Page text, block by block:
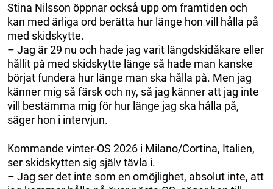
Stina Nilsson öppnar också upp om framtiden och
kan med ärliga ord berätta hur länge hon vill hålla på
med skidskytte.
– Jag är 29 nu och hade jag varit längdskidåkare eller
hållit på med skidskytte länge så hade man kanske
börjat fundera hur länge man ska hålla på. Men jag
känner mig så färsk och ny, så jag känner att jag inte
vill bestämma mig för hur länge jag ska hålla på,
säger hon i intervjun.
Kommande vinter-OS 2026 i Milano/Cortina, Italien,
ser skidskytten sig själv tävla i.
– Jag ser det inte som en omöjlighet, absolut inte, att